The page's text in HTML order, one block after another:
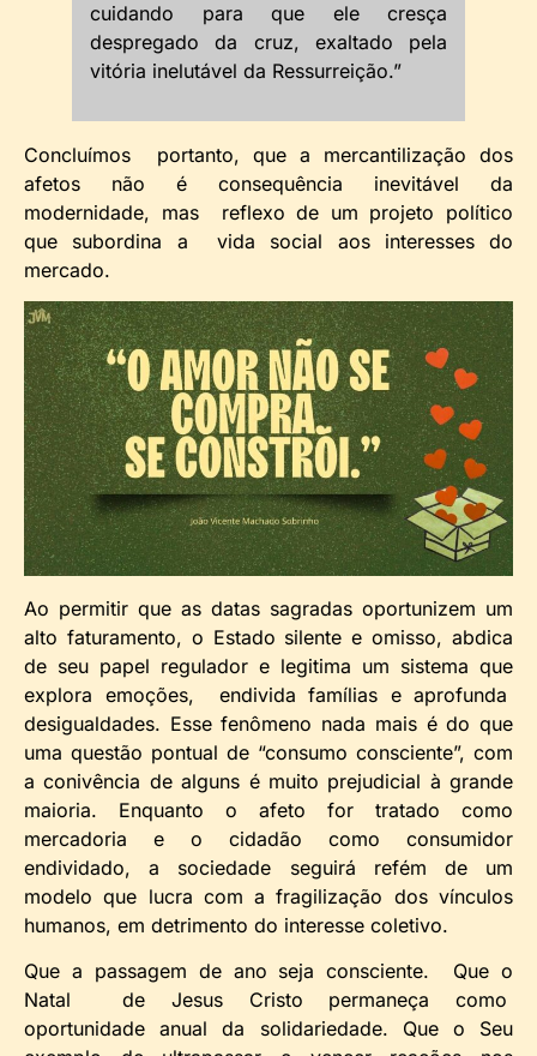
cuidando para que ele cresça
despregado da cruz, exaltado pela
vitória inelutável da Ressurreição.”
Concluímos portanto, que a mercantilização dos
afetos não é consequência inevitável da
modernidade, mas reflexo de um projeto político
que subordina a vida social aos interesses do
mercado.
Ao permitir que as datas sagradas oportunizem um
alto faturamento, o Estado silente e omisso, abdica
de seu papel regulador e legitima um sistema que
explora emoções, endivida famílias e aprofunda
desigualdades. Esse fenômeno nada mais é do que
uma questão pontual de “consumo consciente”, com
a conivência de alguns é muito prejudicial à grande
maioria. Enquanto o afeto for tratado como
mercadoria e o cidadão como consumidor
endividado, a sociedade seguirá refém de um
modelo que lucra com a fragilização dos vínculos
humanos, em detrimento do interesse coletivo.
Que a passagem de ano seja consciente. Que o
Natal de Jesus Cristo permaneça como
oportunidade anual da solidariedade. Que o Seu